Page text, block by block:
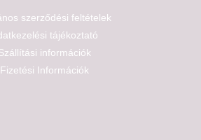
szerződési feltételek
tájékoztató
információk
Fizetési Információk